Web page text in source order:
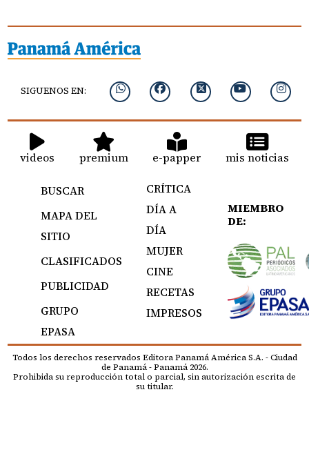
SIGUENOS EN:
videos premium e-papper mis noticias
BUSCAR
MAPA DEL
SITIO
CLASIFICADOS
PUBLICIDAD
GRUPO
EPASA
CRÍTICA
DÍA A
DÍA
MUJER
CINE
RECETAS
IMPRESOS
MIEMBRO
DE:
Todos los derechos reservados Editora Panamá América S.A. - Ciudad
de Panamá - Panamá 2026.
Prohibida su reproducción total o parcial, sin autorización escrita de
su titular.